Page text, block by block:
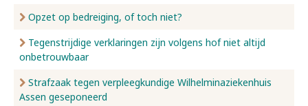
Opzet op bedreiging, of toch niet?
Tegenstrijdige verklaringen zijn volgens hof niet altijd
onbetrouwbaar
Strafzaak tegen verpleegkundige Wilhelminaziekenhuis
Assen geseponeerd